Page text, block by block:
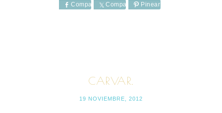
Comparte Comparte Pinear
CARVAR.
19 NOVIEMBRE, 2012